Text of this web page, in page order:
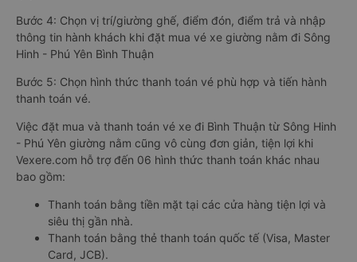
Bước 4: Chọn vị trí/giường ghế, điểm đón, điểm trả và nhập
thông tin hành khách khi đặt mua vé xe giường nằm đi Sông
Hinh - Phú Yên Bình Thuận
Bước 5: Chọn hình thức thanh toán vé phù hợp và tiến hành
thanh toán vé.
Việc đặt mua và thanh toán vé xe đi Bình Thuận từ Sông Hinh
- Phú Yên giường nằm cũng vô cùng đơn giản, tiện lợi khi
Vexere.com hỗ trợ đến 06 hình thức thanh toán khác nhau
bao gồm:
Thanh toán bằng tiền mặt tại các cửa hàng tiện lợi và
siêu thị gần nhà.
Thanh toán bằng thẻ thanh toán quốc tế (Visa, Master
Card, JCB).